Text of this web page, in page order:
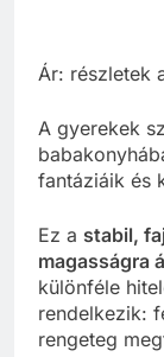
Ár: részletek
A gyerekek
fantáziáik és
Ez a stabil,
magasságra
különféle
rendelkezik:
rengeteg